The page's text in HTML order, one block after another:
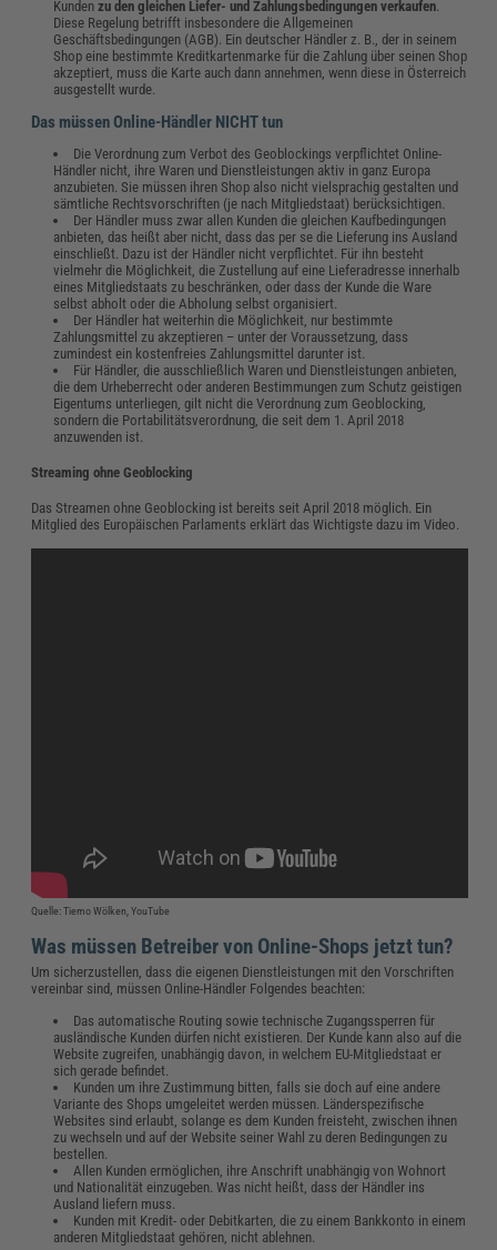
Kundenzu den gleichen Liefer- und Zahlungsbedingungen verkaufen
Diese Regelung betrifft insbesondere die Allgemeinen
Geschäftsbedingungen (AGB). Ein deutscher Händler z. B., der in seinem
Shop eine bestimmte Kreditkartenmarke für die Zahlung über seinen Shop
akzeptiert, muss die Karte auch dann annehmen, wenn diese in Österreich
ausgestellt wurde.
Das müssen Online-Händler NICHT tun
Die Verordnung zum Verbot des Geoblockings verpflichtet Online-
Händler nicht, ihre Waren und Dienstleistungen aktiv in ganz Europa
anzubieten. Sie müssen ihren Shop also nicht vielsprachig gestalten und
sämtliche Rechtsvorschriften (je nach Mitgliedstaat) berücksichtigen.
Der Händler muss zwar allen Kunden die gleichen Kaufbedingungen
anbieten, das heißt aber nicht, dass das per se die Lieferung ins Ausland
einschließt. Dazu ist der Händler nicht verpflichtet. Für ihn besteht
vielmehr die Möglichkeit, die Zustellung auf eine Lieferadresse innerhalb
eines Mitgliedstaats zu beschränken, oder dass der Kunde die Ware
selbst abholt oder die Abholung selbst organisiert.
Der Händler hat weiterhin die Möglichkeit, nur bestimmte
Zahlungsmittel zu akzeptieren – unter der Voraussetzung, dass
zumindest ein kostenfreies Zahlungsmittel darunter ist.
Für Händler, die ausschließlich Waren und Dienstleistungen anbieten,
die dem Urheberrecht oder anderen Bestimmungen zum Schutz geistigen
Eigentums unterliegen, gilt nicht die Verordnung zum Geoblocking,
sondern die Portabilitätsverordnung, die seit dem 1. April 2018
anzuwenden ist.
Streaming ohne Geoblocking
Das Streamen ohne Geoblocking ist bereits seit April 2018 möglich. Ein
Mitglied des Europäischen Parlaments erklärt das Wichtigste dazu im Video.
Quelle: Tiemo Wölken, YouTube
Was müssen Betreiber von Online-Shops jetzt tun?
Um sicherzustellen, dass die eigenen Dienstleistungen mit den Vorschriften
vereinbar sind, müssen Online-Händler Folgendes beachten:
Das automatische Routing sowie technische Zugangssperren für
ausländische Kunden dürfen nicht existieren. Der Kunde kann also auf die
Website zugreifen, unabhängig davon, in welchem EU-Mitgliedstaat er
sich gerade befindet.
Kunden um ihre Zustimmung bitten, falls sie doch auf eine andere
Variante des Shops umgeleitet werden müssen. Länderspezifische
Websites sind erlaubt, solange es dem Kunden freisteht, zwischen ihnen
zu wechseln und auf der Website seiner Wahl zu deren Bedingungen zu
bestellen.
Allen Kunden ermöglichen, ihre Anschrift unabhängig von Wohnort
und Nationalität einzugeben. Was nicht heißt, dass der Händler ins
Ausland liefern muss.
Kunden mit Kredit- oder Debitkarten, die zu einem Bankkonto in einem
anderen Mitgliedstaat gehören, nicht ablehnen.